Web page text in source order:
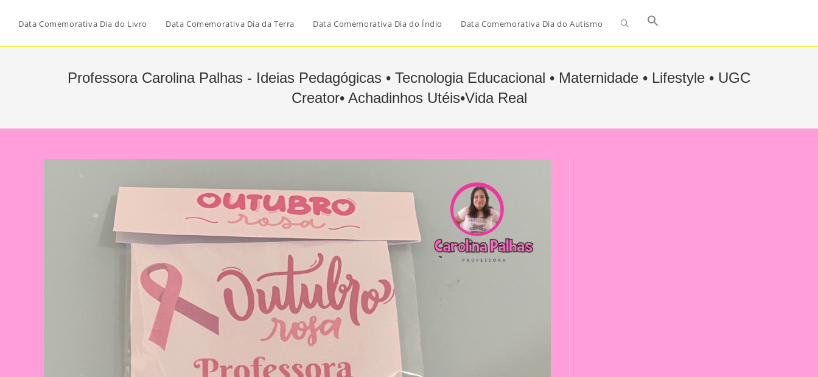
Data Comemorativa Dia do Livro Data Comemorativa Dia da Terra Data Comemorativa Dia do Índio Data Comemorativa Dia do Autismo
Professora Carolina Palhas - Ideias Pedagógicas • Tecnologia Educacional • Maternidade • Lifestyle • UGC
Creator• Achadinhos Utéis•Vida Real